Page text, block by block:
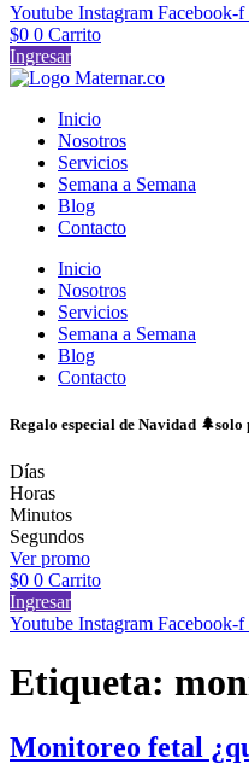
Youtube Instagram Facebook-f
$0 0 Carrito
Ingresar
Inicio
Nosotros
Servicios
Semana a Semana
Blog
Contacto
Inicio
Nosotros
Servicios
Semana a Semana
Blog
Contacto
Regalo especial de Navidad
Días
Horas
Minutos
Segundos
Ver promo
$0 0 Carrito
Ingresar
Youtube Instagram Facebook-f
Etiqueta:
Monitoreo fetal